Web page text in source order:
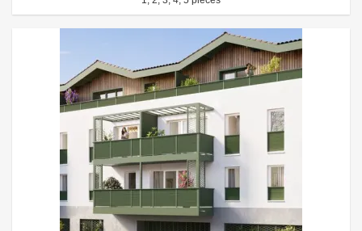
l’acquisition). Offre non cumulable avec toute autre offre en cours. Les
réservations ayant été effectuées avant le 1er juillet 2026, puis
annulées et suivies d’une nouvelle réservation dans les programmes
précédemment cités ne pourront pas bénéficier de la présente offre.